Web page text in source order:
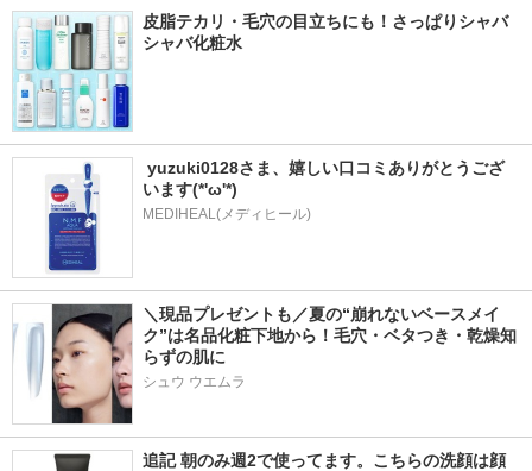
皮脂テカリ・毛穴の目立ちにも！さっぱりシャバ
シャバ化粧水
yuzuki0128さま、嬉しい口コミありがとうござ
います(*'ω'*)
MEDIHEAL(メディヒール)
＼現品プレゼントも／夏の“崩れないベースメイ
ク”は名品化粧下地から！毛穴・ベタつき・乾燥知
らずの肌に
シュウ ウエムラ
追記 朝のみ週2で使ってます。こちらの洗顔は顔